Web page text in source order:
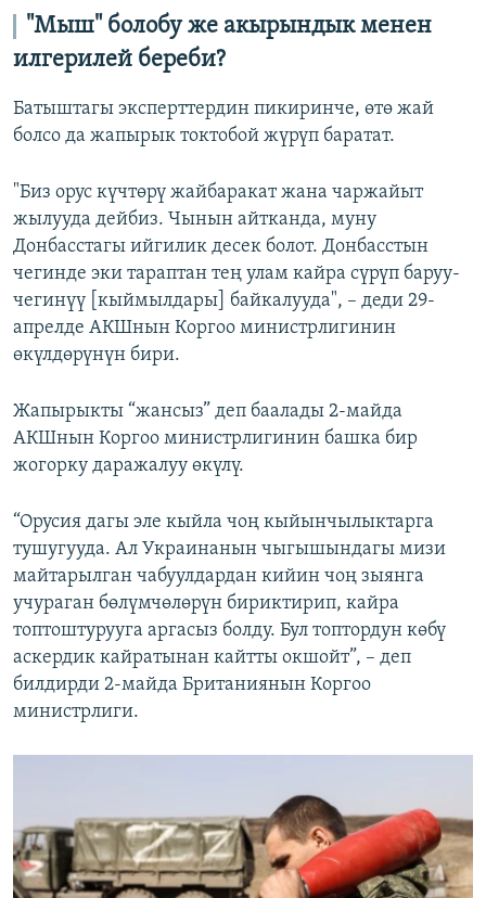
"Мыш" болобу же акырындык менен
илгерилей береби?
Батыштагы эксперттердин пикиринче, өтө жай
болсо да жапырык токтобой жүрүп баратат.
"Биз орус күчтөрү жайбаракат жана чаржайыт
жылууда дейбиз. Чынын айтканда, муну
Донбасстагы ийгилик десек болот. Донбасстын
чегинде эки тараптан тең улам кайра сүрүп баруу-
чегинүү [кыймылдары] байкалууда", – деди 29-
апрелде АКШнын Коргоо министрлигинин
өкүлдөрүнүн бири.
Жапырыкты “жансыз” деп баалады 2-майда
АКШнын Коргоо министрлигинин башка бир
жогорку даражалуу өкүлү.
“Орусия дагы эле кыйла чоң кыйынчылыктарга
тушугууда. Ал Украинанын чыгышындагы мизи
майтарылган чабуулдардан кийин чоң зыянга
учураган бөлүмчөлөрүн бириктирип, кайра
топтоштурууга аргасыз болду. Бул топтордун көбү
аскердик кайратынан кайтты окшойт”, – деп
билдирди 2-майда Британиянын Коргоо
министрлиги.